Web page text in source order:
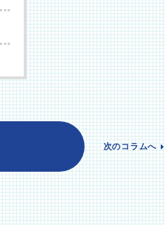
次のコラムへ